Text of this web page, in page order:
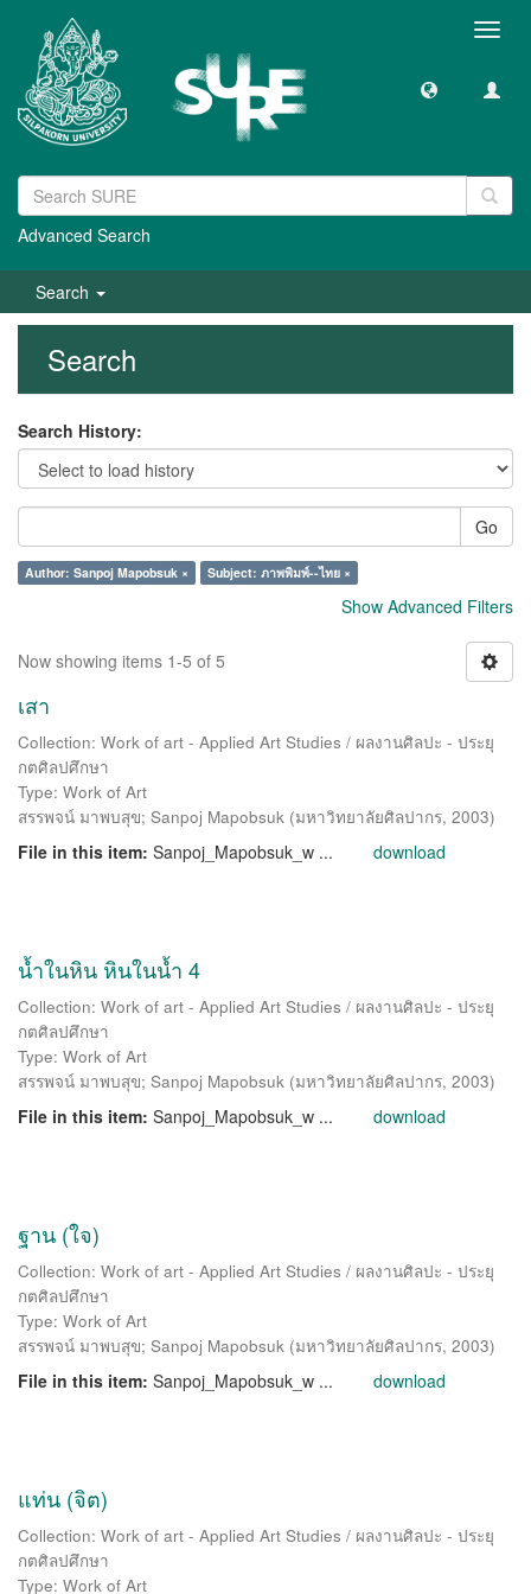
Advanced Search
Search
Search
Search History:
Go
Author: Sanpoj Mapobsuk × Subject: ภาพพิมพ์--ไทย ×
Show Advanced Filters
Now showing items 1-5 of 5
เสา
Collection: Work of art - Applied Art Studies / ผลงานศิลปะ - ประยุ
กตศิลปศึกษา
Type: Work of Art
สรรพจน์ มาพบสุข; Sanpoj Mapobsuk (มหาวิทยาลัยศิลปากร, 2003)
File in this item: Sanpoj_Mapobsuk_w ... download
น้ำในหิน หินในน้ำ 4
Collection: Work of art - Applied Art Studies / ผลงานศิลปะ - ประยุ
กตศิลปศึกษา
Type: Work of Art
สรรพจน์ มาพบสุข; Sanpoj Mapobsuk (มหาวิทยาลัยศิลปากร, 2003)
File in this item: Sanpoj_Mapobsuk_w ... download
ฐาน (ใจ)
Collection: Work of art - Applied Art Studies / ผลงานศิลปะ - ประยุ
กตศิลปศึกษา
Type: Work of Art
สรรพจน์ มาพบสุข; Sanpoj Mapobsuk (มหาวิทยาลัยศิลปากร, 2003)
File in this item: Sanpoj_Mapobsuk_w ... download
แท่น (จิต)
Collection: Work of art - Applied Art Studies / ผลงานศิลปะ - ประยุ
กตศิลปศึกษา
Type: Work of Art